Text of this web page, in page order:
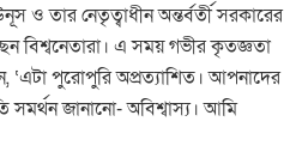
ও তার নেতৃত্বাধীন অন্তর্বর্তী সরকারের
বিশ্বনেতারা। এ সময় গভীর কৃতজ্ঞতা
‘এটা পুরোপুরি অপ্রত্যাশিত। আপনাদের
জানানো- অবিশ্বাস্য। আমি